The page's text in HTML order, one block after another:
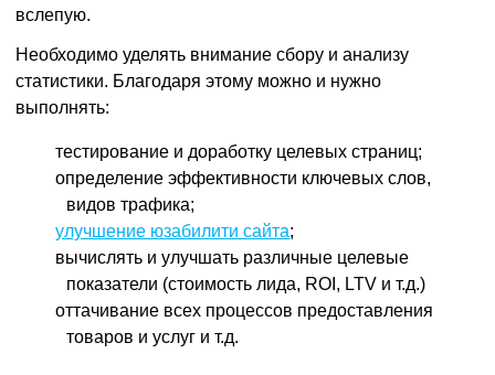
вслепую.
Необходимо уделять внимание сбору и анализу
статистики. Благодаря этому можно и нужно
выполнять:
тестирование и доработку целевых страниц;
определение эффективности ключевых слов,
видов трафика;
улучшение юзабилити сайта;
вычислять и улучшать различные целевые
показатели (стоимость лида, ROI, LTV и т.д.)
оттачивание всех процессов предоставления
товаров и услуг и т.д.